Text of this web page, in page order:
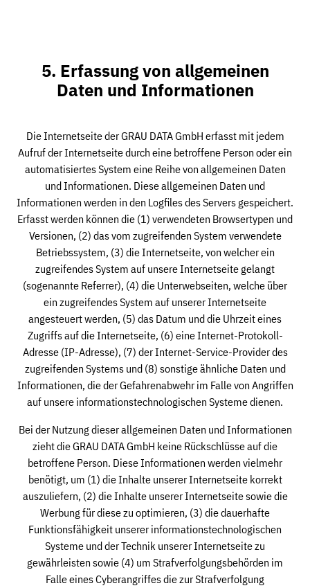
5. Erfassung von allgemeinen
Daten und Informationen
Die Internetseite der GRAU DATA GmbH erfasst mit jedem
Aufruf der Internetseite durch eine betroffene Person oder ein
automatisiertes System eine Reihe von allgemeinen Daten
und Informationen. Diese allgemeinen Daten und
Informationen werden in den Logfiles des Servers gespeichert.
Erfasst werden können die (1) verwendeten Browsertypen und
Versionen, (2) das vom zugreifenden System verwendete
Betriebssystem, (3) die Internetseite, von welcher ein
zugreifendes System auf unsere Internetseite gelangt
(sogenannte Referrer), (4) die Unterwebseiten, welche über
ein zugreifendes System auf unserer Internetseite
angesteuert werden, (5) das Datum und die Uhrzeit eines
Zugriffs auf die Internetseite, (6) eine Internet-Protokoll-
Adresse (IP-Adresse), (7) der Internet-Service-Provider des
zugreifenden Systems und (8) sonstige ähnliche Daten und
Informationen, die der Gefahrenabwehr im Falle von Angriffen
auf unsere informationstechnologischen Systeme dienen.
Bei der Nutzung dieser allgemeinen Daten und Informationen
zieht die GRAU DATA GmbH keine Rückschlüsse auf die
betroffene Person. Diese Informationen werden vielmehr
benötigt, um (1) die Inhalte unserer Internetseite korrekt
auszuliefern, (2) die Inhalte unserer Internetseite sowie die
Werbung für diese zu optimieren, (3) die dauerhafte
Funktionsfähigkeit unserer informationstechnologischen
Systeme und der Technik unserer Internetseite zu
gewährleisten sowie (4) um Strafverfolgungsbehörden im
Falle eines Cyberangriffes die zur Strafverfolgung